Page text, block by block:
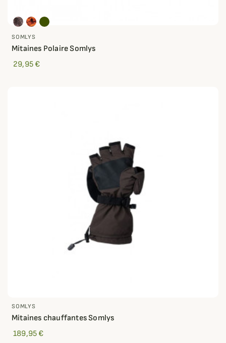
SOMLYS
Mitaines Polaire Somlys
29,95 €
SOMLYS
Mitaines chauffantes Somlys
189,95 €